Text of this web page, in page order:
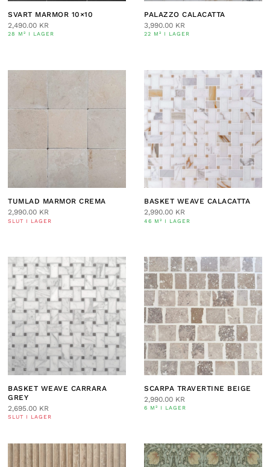
SVART MARMOR 10×10
2,490.00 KR
28 M² I LAGER
PALAZZO CALACATTA
3,990.00 KR
22 M² I LAGER
TUMLAD MARMOR CREMA
2,990.00 KR
SLUT I LAGER
BASKET WEAVE CALACATTA
2,990.00 KR
46 M² I LAGER
BASKET WEAVE CARRARA
GREY
2,695.00 KR
SLUT I LAGER
SCARPA TRAVERTINE BEIGE
2,990.00 KR
6 M² I LAGER